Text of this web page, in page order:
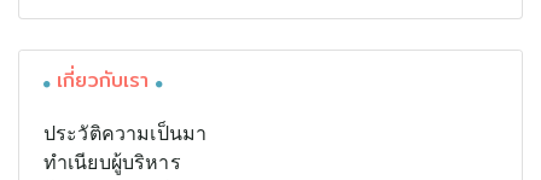
เกี่ยวกับเรา
ประวัติความเป็นมา
ทำเนียบผู้บริหาร